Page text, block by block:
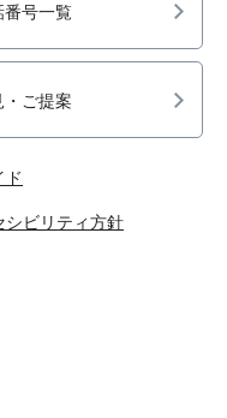
番号一覧
・ご提案
ド
シビリティ方針